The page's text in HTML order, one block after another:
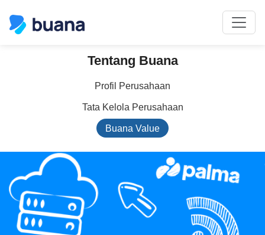
Tentang Buana
Profil Perusahaan
Tata Kelola Perusahaan
Buana Value